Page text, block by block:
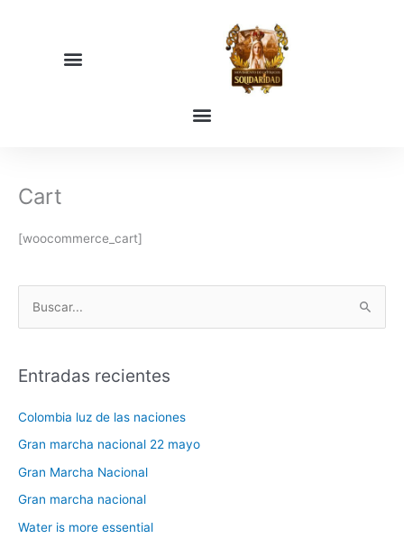
Cart
[woocommerce_cart]
c
o
r
:
Entradas recientes
Colombia luz de las naciones
Gran marcha nacional 22 mayo
Gran Marcha Nacional
Gran marcha nacional
Water is more essential